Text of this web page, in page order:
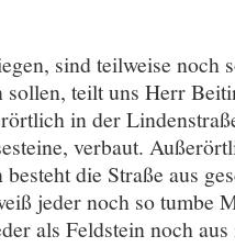
sind teilweise noch
sollen, teilt uns Herr
in der
verbaut.
die Straße aus
jeder noch so tumbe
als Feldstein noch